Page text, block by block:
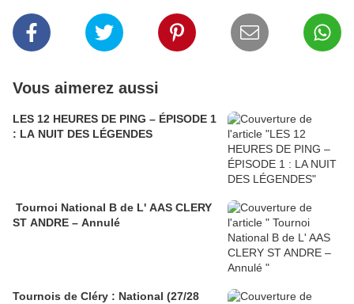
Vous aimerez aussi
LES 12 HEURES DE PING – ÉPISODE 1
: LA NUIT DES LÉGENDES
Tournoi National B de L' AAS CLERY
ST ANDRE – Annulé
Tournois de Cléry : National (27/28